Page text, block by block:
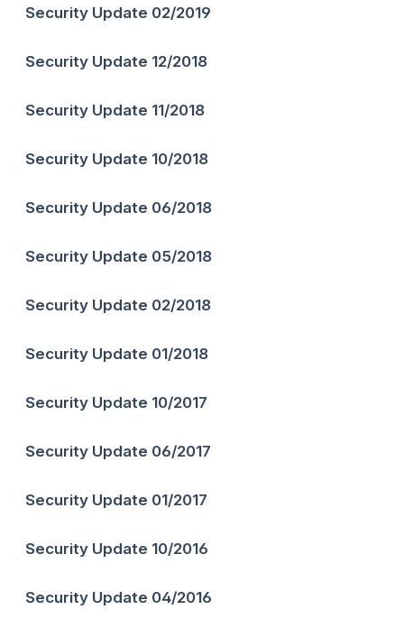
Security Update 02/2019
Security Update 12/2018
Security Update 11/2018
Security Update 10/2018
Security Update 06/2018
Security Update 05/2018
Security Update 02/2018
Security Update 01/2018
Security Update 10/2017
Security Update 06/2017
Security Update 01/2017
Security Update 10/2016
Security Update 04/2016